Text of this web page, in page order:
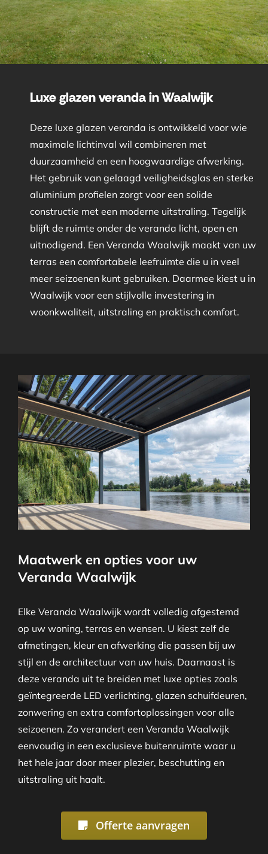
Luxe glazen veranda in Waalwijk
Deze luxe glazen veranda is ontwikkeld voor wie
maximale lichtinval wil combineren met
duurzaamheid en een hoogwaardige afwerking.
Het gebruik van gelaagd veiligheidsglas en sterke
aluminium profielen zorgt voor een solide
constructie met een moderne uitstraling. Tegelijk
blijft de ruimte onder de veranda licht, open en
uitnodigend. Een Veranda Waalwijk maakt van uw
terras een comfortabele leefruimte die u in veel
meer seizoenen kunt gebruiken. Daarmee kiest u in
Waalwijk voor een stijlvolle investering in
woonkwaliteit, uitstraling en praktisch comfort.
Maatwerk en opties voor uw
Veranda Waalwijk
Elke Veranda Waalwijk wordt volledig afgestemd
op uw woning, terras en wensen. U kiest zelf de
afmetingen, kleur en afwerking die passen bij uw
stijl en de architectuur van uw huis. Daarnaast is
deze veranda uit te breiden met luxe opties zoals
geïntegreerde LED verlichting, glazen schuifdeuren,
zonwering en extra comfortoplossingen voor alle
seizoenen. Zo verandert een Veranda Waalwijk
eenvoudig in een exclusieve buitenruimte waar u
het hele jaar door meer plezier, beschutting en
uitstraling uit haalt.
Offerte aanvragen